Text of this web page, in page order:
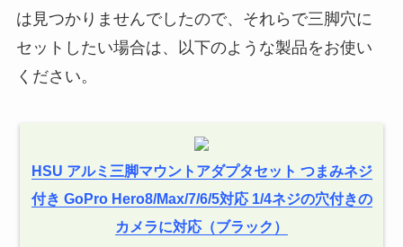
は見つかりませんでしたので、それらで三脚穴に
セットしたい場合は、以下のような製品をお使い
ください。
HSU アルミ三脚マウントアダプタセット つまみネジ
付き GoPro Hero8/Max/7/6/5対応 1/4ネジの穴付きの
カメラに対応（ブラック）